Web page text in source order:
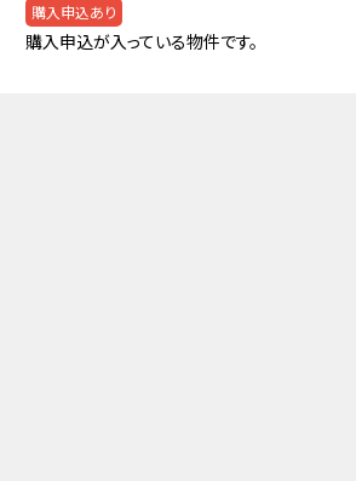
購入申込あり
購入申込が入っている物件です。